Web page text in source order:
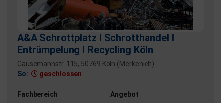
A&A Schrottplatz I Schrotthandel I
Entrümpelung I Recycling Köln
Causemannstr. 115, 50769 Köln (Merkenich)
So:
geschlossen
Fachbereich
Angebot